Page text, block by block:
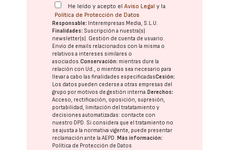
He leído y acepto elAviso Legal y la
Política de Protección de Datos
Responsable: Interempresas Media, S.L.U.
Finalidades: Suscripción a nuestra(s)
newsletter(s). Gestión de cuenta de usuario.
Envío de emails relacionados con la misma o
relativos a intereses similares o
asociados.Conservación: mientras dure la
relación con Ud., o mientras sea necesario para
llevar a cabo las finalidades especificadasCesión:
Los datos pueden cederse a otras empresas del
grupo por motivos de gestión interna. Derechos:
Acceso, rectificación, oposición, supresión,
portabilidad, limitación del tratatamiento y
decisiones automatizadas: contacte con
nuestro DPD. Si considera que el tratamiento no
se ajusta a la normativa vigente, puede presentar
reclamación ante laAEPD. Más información:
Política de Protección de Datos